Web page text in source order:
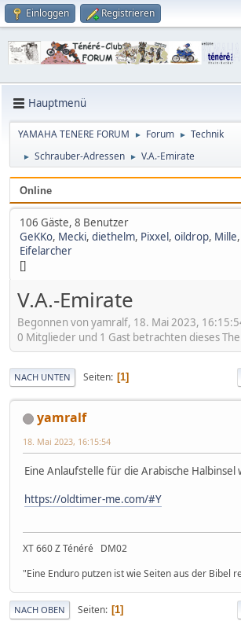
Einloggen Registrieren
Hauptmenü
YAMAHA TENERE FORUM ► Forum ► Technik
► Schrauber-Adressen ► V.A.-Emirate
Online
106 Gäste, 8 Benutzer
GeKKo, Mecki, diethelm, Pixxel, oildrop, Mille,
Eifelarcher
[]
V.A.-Emirate
Begonnen von yamralf, 18. Mai 2023,
0 Mitglieder und 1 Gast betrachten dieses
NACH UNTEN Seiten 1
yamralf
18. Mai 2023, 16:15:54
Eine Anlaufstelle für die Arabische Halbinsel
https://oldtimer-me.com/#Y
XT 660 Z Ténéré DM02
"Eine Enduro putzen ist wie Seiten aus der Bibel
NACH OBEN Seiten 1